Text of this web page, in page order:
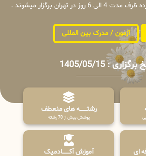
تهران برگزار میشوند .
آزمون / مدرک بین المللی
: 1405/05/15
رشتـــــــه های منعطف
پوشش بیش از 70 رشته
آموزش آکـــــــادمیک